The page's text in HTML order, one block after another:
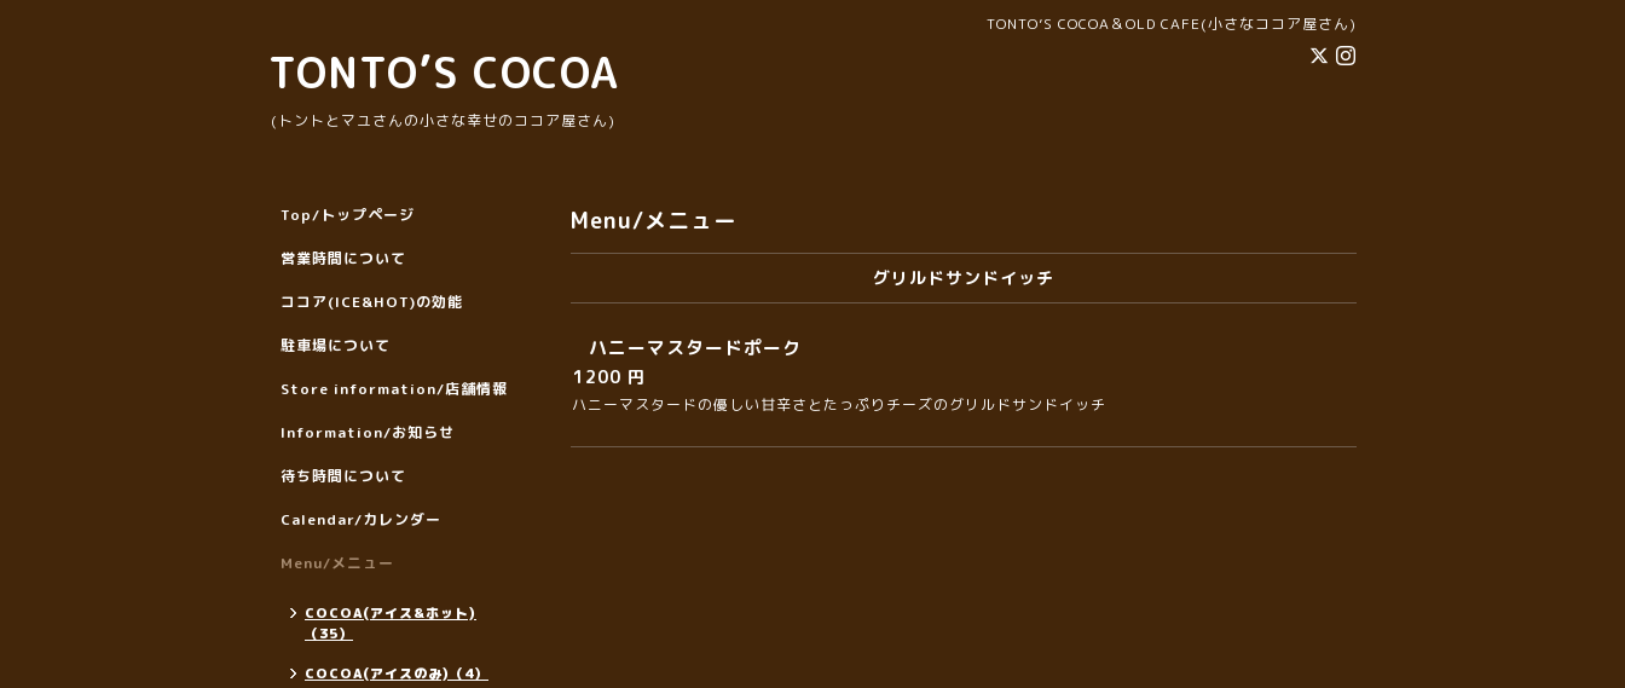
TONTO’S COCOA＆OLD CAFE(小さなココア屋さん)
TONTO’S COCOA
(トントとマユさんの小さな幸せのココア屋さん)
Menu/メニュー
グリルドサンドイッチ
ハニーマスタードポーク
1200 円
ハニーマスタードの優しい甘辛さとたっぷりチーズのグリルドサンドイッチ
Top/トップページ
営業時間について
ココア(ICE&HOT)の効能
駐車場について
Store information/店舗情報
Information/お知らせ
待ち時間について
Calendar/カレンダー
Menu/メニュー
COCOA(アイス&ホット)
（35）
COCOA(アイスのみ)（4）